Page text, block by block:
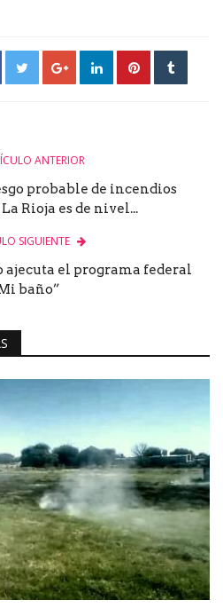
ANTERIOR
probable de incendios
Rioja es de nivel...
SIGUIENTE
el programa federal
baño”